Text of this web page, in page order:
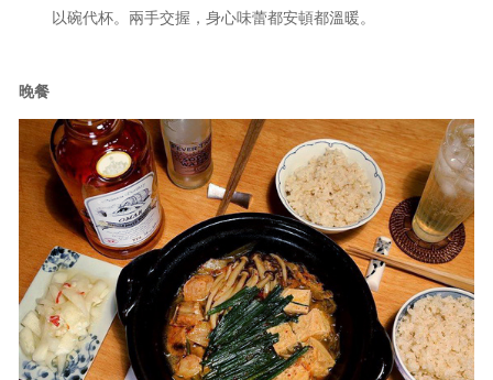
以碗代杯。兩手交握，身心味蕾都安頓都溫暖。
晚餐